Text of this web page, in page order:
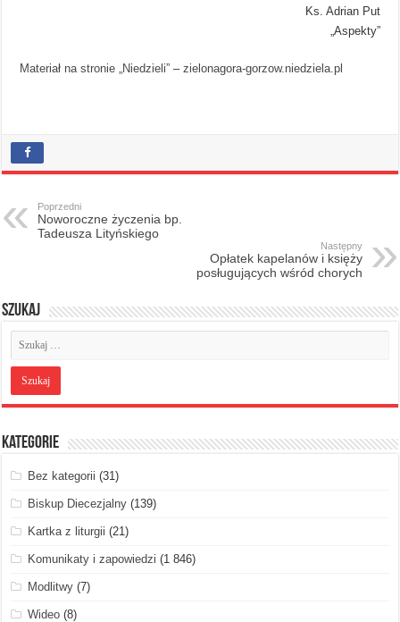
Ks. Adrian Put
„Aspekty”
Materiał na stronie „Niedzieli” –zielonagora-gorzow.niedziela.pl
Poprzedni
Noworoczne życzenia bp.
Tadeusza Lityńskiego
Następny
Opłatek kapelanów i księży
posługujących wśród chorych
Szukaj
Kategorie
Bez kategorii (31)
Biskup Diecezjalny (139)
Kartka z liturgii (21)
Komunikaty i zapowiedzi (1 846)
Modlitwy (7)
Wideo (8)